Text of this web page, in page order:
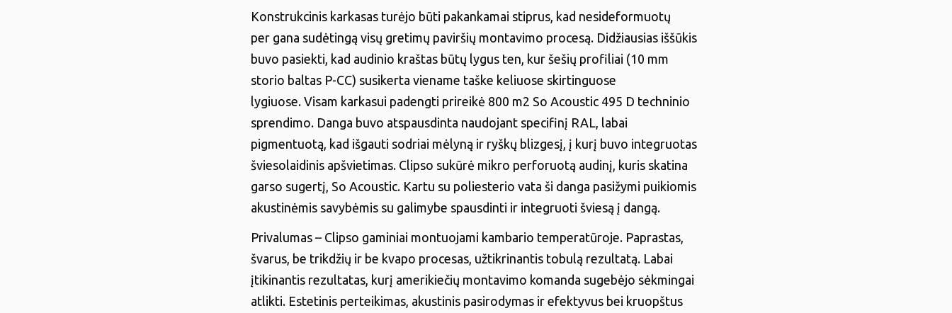
Konstrukcinis karkasas turėjo būti pakankamai stiprus, kad nesideformuotų
per gana sudėtingą visų gretimų paviršių montavimo procesą. Didžiausias iššūkis
buvo pasiekti, kad audinio kraštas būtų lygus ten, kur šešių profiliai (10 mm
storio baltas P-CC) susikerta viename taške keliuose skirtinguose
lygiuose. Visam karkasui padengti prireikė 800 m2 So Acoustic 495 D techninio
sprendimo. Danga buvo atspausdinta naudojant specifinį RAL, labai
pigmentuotą, kad išgauti sodriai mėlyną ir ryškų blizgesį, į kurį buvo integruotas
šviesolaidinis apšvietimas. Clipso sukūrė mikro perforuotą audinį, kuris skatina
garso sugertį, So Acoustic. Kartu su poliesterio vata ši danga pasižymi puikiomis
akustinėmis savybėmis su galimybe spausdinti ir integruoti šviesą į dangą.
Privalumas – Clipso gaminiai montuojami kambario temperatūroje. Paprastas,
švarus, be trikdžių ir be kvapo procesas, užtikrinantis tobulą rezultatą. Labai
įtikinantis rezultatas, kurį amerikiečių montavimo komanda sugebėjo sėkmingai
atlikti. Estetinis perteikimas, akustinis pasirodymas ir efektyvus bei kruopštus